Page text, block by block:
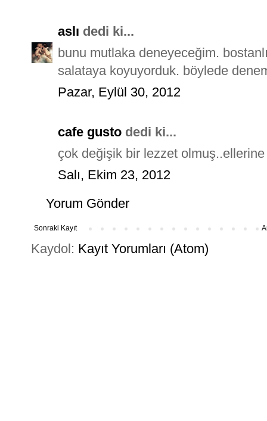
aslı dedi ki...
bunu mutlaka deneyeceğim.
salataya koyuyorduk. böylede
Pazar, Eylül 30, 2012
cafe gusto dedi ki...
çok değişik bir lezzet olmuş..ellerine
Salı, Ekim 23, 2012
Yorum Gönder
Sonraki Kayıt
Kaydol: Kayıt Yorumları (Atom)